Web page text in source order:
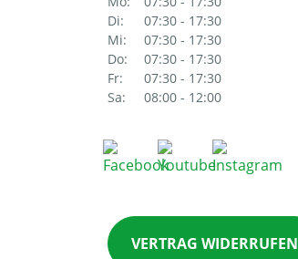
Di:
07:30 - 17:30
Mi:
07:30 - 17:30
Do:
07:30 - 17:30
Fr:
07:30 - 17:30
Sa:
08:00 - 12:00
VERTRAG WIDERRUFEN